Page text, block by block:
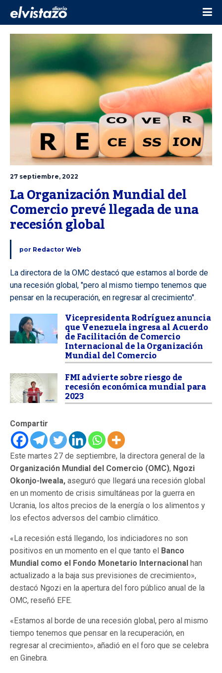
27 septiembre, 2022
La Organización Mundial del
Comercio prevé llegada de una
recesión global
por Redactor Web
La directora de la OMC destacó que estamos al borde de
una recesión global, "pero al mismo tiempo tenemos que
pensar en la recuperación, en regresar al crecimiento".
Vicepresidenta Rodríguez anuncia
que Venezuela ingresa al Acuerdo
de Facilitación de Comercio
Internacional de la Organización
Mundial del Comercio
FMI advierte sobre riesgo de
recesión económica mundial para
2023
Compartir
Este martes 27 de septiembre, la directora general de la
Organización Mundial del Comercio (OMC), Ngozi
Okonjo-Iweala, aseguró que llegará una recesión global
en un momento de crisis simultáneas por la guerra en
Ucrania, los altos precios de la energía o los alimentos y
los efectos adversos del cambio climático.
«La recesión está llegando, los indiciadores no son
positivos en un momento en el que tanto el Banco
Mundial como el Fondo Monetario Internacional han
actualizado a la baja sus previsiones de crecimiento»,
destacó Ngozi en la apertura del foro público anual de la
OMC, reseñó EFE.
«Estamos al borde de una recesión global, pero al mismo
tiempo tenemos que pensar en la recuperación, en
regresar al crecimiento», añadió en el foro que se celebra
en Ginebra.